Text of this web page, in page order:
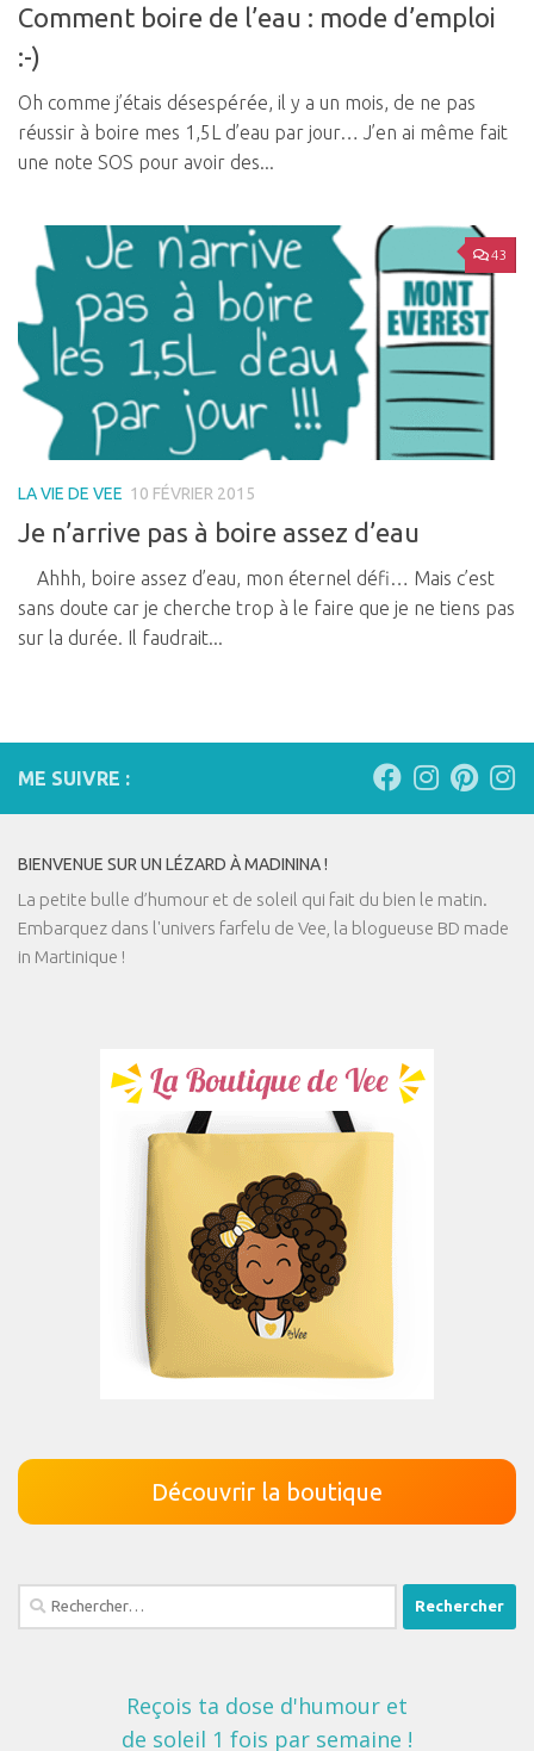
Comment boire de l’eau : mode d’emploi
:-)
Oh comme j’étais désespérée, il y a un mois, de ne pas
réussir à boire mes 1,5L d’eau par jour… J’en ai même fait
une note SOS pour avoir des...
43
LA VIE DE VEE 10 FÉVRIER 2015
Je n’arrive pas à boire assez d’eau
Ahhh, boire assez d’eau, mon éternel défi… Mais c’est
sans doute car je cherche trop à le faire que je ne tiens pas
sur la durée. Il faudrait...
ME SUIVRE :
BIENVENUE SUR UN LÉZARD À MADININA !
La petite bulle d’humour et de soleil qui fait du bien le matin.
Embarquez dans l'univers farfelu de Vee, la blogueuse BD made
in Martinique !
Découvrir la boutique
Rechercher :